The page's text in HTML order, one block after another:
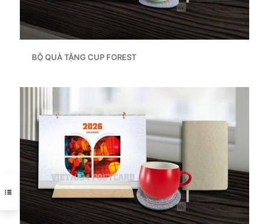
BỘ QUÀ TẶNG CUP FOREST